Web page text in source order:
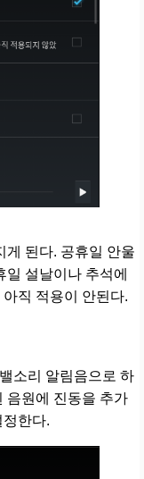
게 된다. 공휴일 안울
설날이나 추석에
직 적용이 안된다.
소리 알림음으로 하
음원에 진동을 추가
한다.